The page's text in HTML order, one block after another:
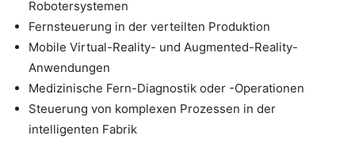
Robotersystemen
Fernsteuerung in der verteilten Produktion
Mobile Virtual-Reality- und Augmented-Reality-
Anwendungen
Medizinische Fern-Diagnostik oder -Operationen
Steuerung von komplexen Prozessen in der
intelligenten Fabrik